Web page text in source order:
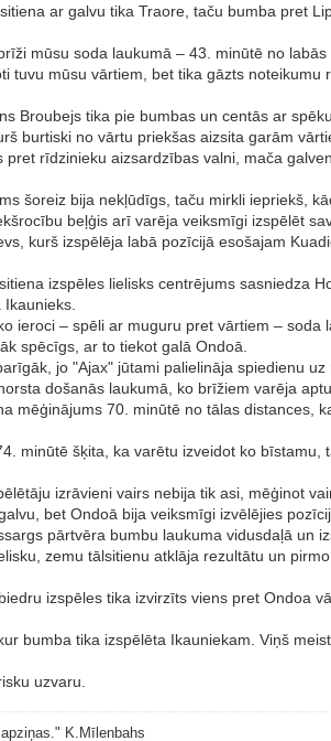
ar galvu tika Traore, taču bumba pret
mūsu soda laukumā – 43. minūtē no
tuvu mūsu vārtiem, bet tika gāzts
Broubejs tika pie bumbas un centās ar
burtiski no vārtu priekšas aizsita garām
rīdzinieku aizsardzības valni, mača
šoreiz bija nekļūdīgs, taču mirkli iepriekš,
beļģis arī varēja veiksmīgi izspēlēt
kurš izspēlēja labā pozīcijā esošajam
izspēles lielisks centrējums sasniedza
– spēli ar muguru pret vārtiem – soda
spēcīgs, ar to tiekot galā Ondoā.
jo "Ajax" jūtami palielināja spiedienu
došanās laukumā, ko brīžiem varēja
mēģinājums 70. minūtē no tālas distances,
minūtē šķita, ka varētu izveidot ko
izrāvieni vairs nebija tik asi, mēģinot
bet Ondoā bija veiksmīgi izvēlējies
pārtvēra bumbu laukuma vidusdaļā un
zemu tālsitienu atklāja rezultātu un
izspēles tika izvirzīts viens pret Ondoa
bumba tika izspēlēta Ikauniekam. Viņš
uzvaru.
K.Mīlenbahs